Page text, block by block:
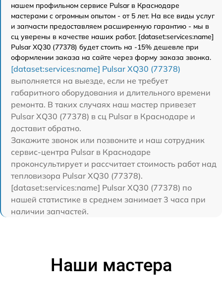
нашем профильном сервисе Pulsar в Краснодаре
мастерами с огромным опытом - от 5 лет. На все виды услуг
и запчасти предоставляем расширенную гарантию - мы в
сц уверены в качестве наших работ. [dataset:services:name]
Pulsar XQ30 (77378) будет стоить на -15% дешевле при
оформлении заказа на сайте через форму заказа звонка.
[dataset:services:name] Pulsar XQ30 (77378)
выполняется на выезде, если не требует
габаритного оборудования и длительного времени
ремонта. В таких случаях наш мастер привезет
Pulsar XQ30 (77378) в сц Pulsar в Краснодаре и
доставит обратно.
Закажите звонок или позвоните и наш сотрудник
сервис-центра Pulsar в Краснодаре
проконсультирует и рассчитает стоимость работ над
тепловизора Pulsar XQ30 (77378).
[dataset:services:name] Pulsar XQ30 (77378) по
нашей статистике в среднем занимает 3 часа при
наличии запчастей.
Наши мастера